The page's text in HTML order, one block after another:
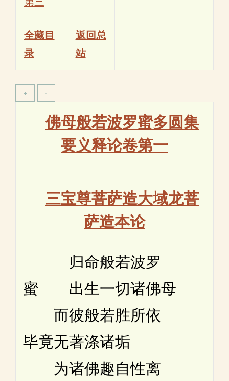
全藏目
录
返回总
站
佛母般若波罗蜜多圆集
要义释论卷第一
三宝尊菩萨造大域龙菩
萨造本论
归命般若波罗
蜜 出生一切诸佛母
而彼般若胜所依
毕竟无著涤诸垢
为诸佛趣自性离